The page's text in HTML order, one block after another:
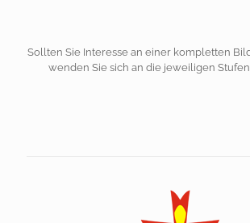
Sollten Sie Interesse an einer kompletten
wenden Sie sich an die jeweiligen